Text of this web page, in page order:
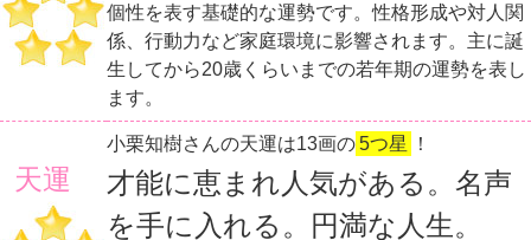
個性を表す基礎的な運勢です。性格形成や対人関
係、行動力など家庭環境に影響されます。主に誕
生してから20歳くらいまでの若年期の運勢を表し
ます。
天運
小栗知樹さんの天運は13画の5つ星 ！
才能に恵まれ人気がある。名声
を手に入れる。円満な人生。